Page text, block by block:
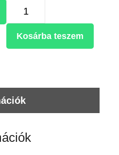
Nyakpánt
pendrive-
hoz
mennyiség
Kosárba teszem